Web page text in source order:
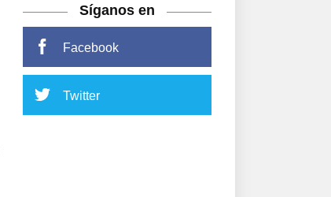
Síganos en
Facebook
Twitter